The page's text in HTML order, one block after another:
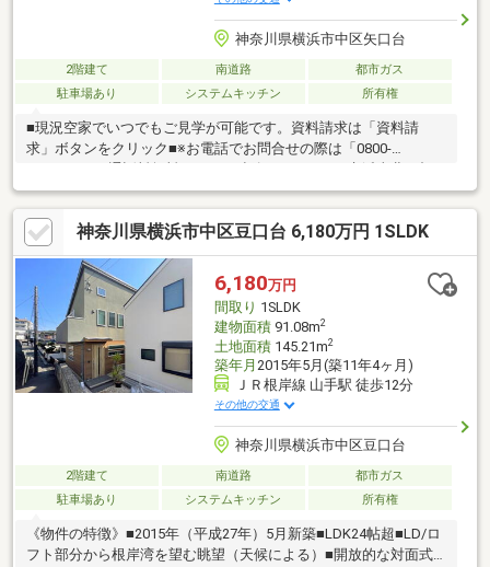
神奈川県横浜市中区矢口台
2階建て 南道路
都市ガス
駐車場あり
システムキッチン 所有権
■現況空家でいつでもご見学が可能です。資料請求は「資料請
求」ボタンをクリック■※お電話でお問合せの際は「0800-
岸線「山手」駅徒歩１２分■みなとみらいを遠望、花火大会も鑑
賞できる希少なロケーション■道路高低差ナシ！南道路で陽当た
り良好、西・北側が低く角地のような開放感■前面道路は通り抜
けできない居住者専用の道路で安心の住環境●２０１９年にフル
リノベーション履歴アリ外壁＆屋根塗装＆防水、キッチン・浴
室・洗面化粧台・トイレ交換、１階和室を洋和室へ変更全室クロ
ス貼替、フローリング上貼り、玄関ドア断熱ドアに変更、外構工
事
神奈川県横浜市中区豆口台 6,180万円 1SLDK
6,180万円
間取り 1SLDK
建物面積91.08m2
土地面積145.21m2
築年月 2015年5月(築11年4ヶ月)
ＪＲ根岸線 山手駅 徒歩12分
その他の交通
神奈川県横浜市中区豆口台
2階建て 南道路
都市ガス
駐車場あり
システムキッチン 所有権
《物件の特徴》■2015年（平成27年）5月新築■LDK24帖超■LD/ロ
フト部分から根岸湾を望む眺望（天候による）■開放的な対面式